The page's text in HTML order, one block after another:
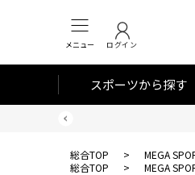
メニュー ログイン
スポーツから探す
総合TOP > MEGA
総合TOP
> MEGA